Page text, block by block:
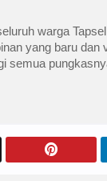
warga
yang baru
semua